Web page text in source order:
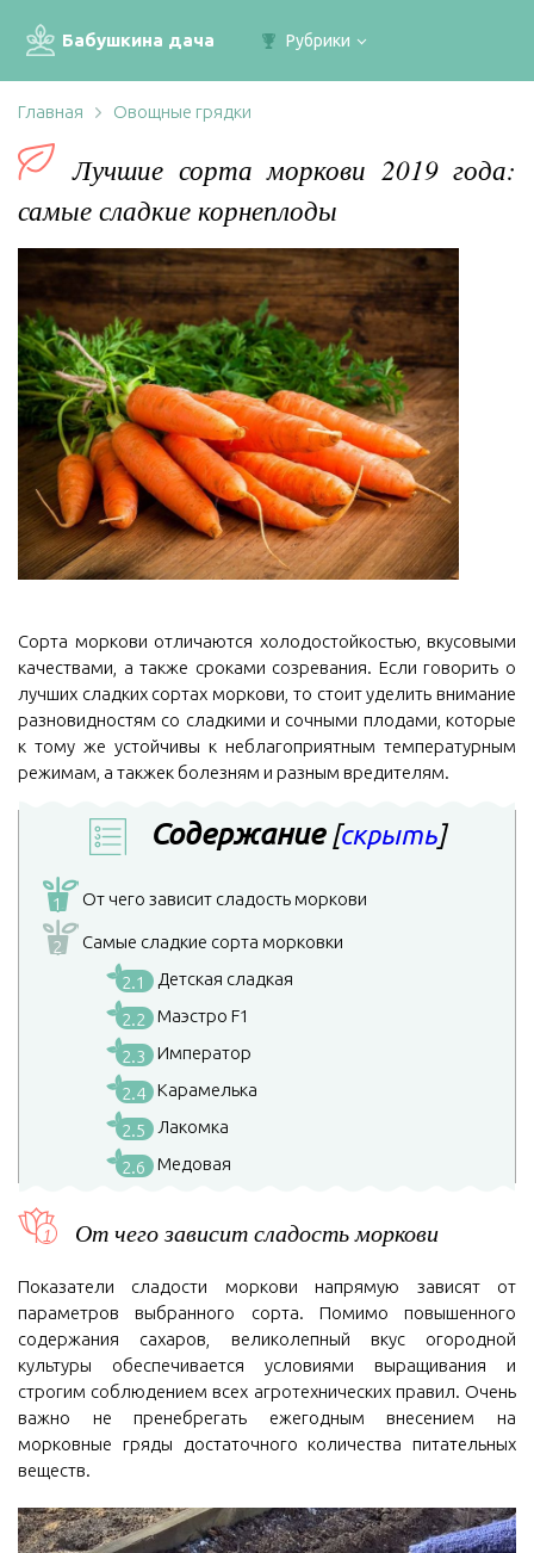
Бабушкина дача Рубрики
Главная Овощные грядки
Лучшие сорта моркови 2019 года:
самые сладкие корнеплоды
Сорта моркови отличаются холодостойкостью, вкусовыми
качествами, а также сроками созревания. Если говорить о
лучших сладких сортах моркови, то стоит уделить внимание
разновидностям со сладкими и сочными плодами, которые
к тому же устойчивы к неблагоприятным температурным
режимам, а такжек болезням и разным вредителям.
Содержание [скрыть]
1 От чего зависит сладость моркови
2
Самые сладкие сорта морковки
2.1 Детская сладкая
2.2 Маэстро F1
2.3 Император
2.4 Карамелька
2.5 Лакомка
2.6 Медовая
От чего зависит сладость моркови
Показатели сладости моркови напрямую зависят от
параметров выбранного сорта. Помимо повышенного
содержания сахаров, великолепный вкус огородной
культуры обеспечивается условиями выращивания и
строгим соблюдением всех агротехнических правил. Очень
важно не пренебрегать ежегодным внесением на
морковные гряды достаточного количества питательных
веществ.